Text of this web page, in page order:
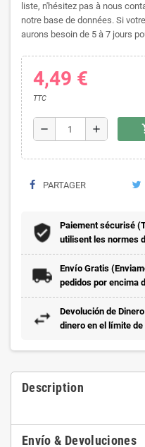
liste, n'hésitez pas à nous
notre base de données. Si
aurons besoin de 5 à 7 jours
4,49 €
TTC
remove add
PARTAGER
Paiement sécurisé
utilisent les normes
Envío Gratis
pedidos por encima
Devolución de
dinero en el límite
Description
Envío & Devoluciones